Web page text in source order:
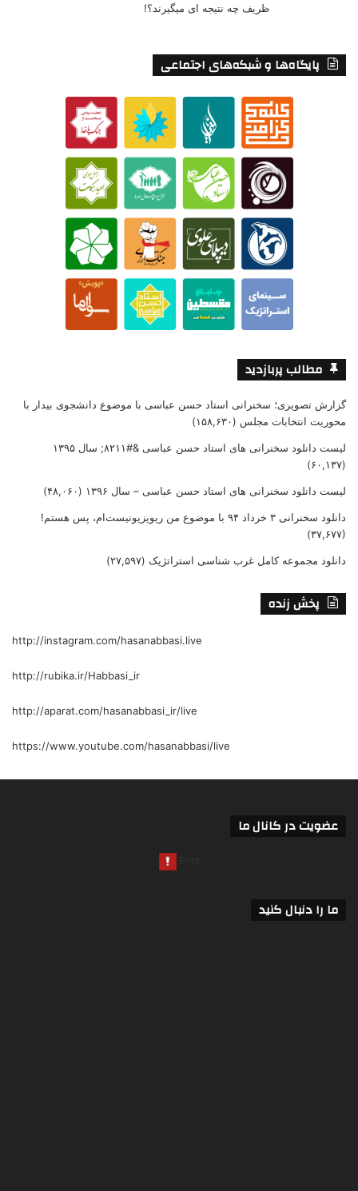
ظریف چه نتیجه ای میگیرند؟!
پایگاه‌ها و شبکه‌های اجتماعی
مطالب پربازدید
گزارش تصویری؛ سخنرانی استاد حسن عباسی با موضوع دانشجوی بیدار با
محوریت انتخابات مجلس (۱۵۸,۶۳۰)
لیست دانلود سخنرانی های استاد حسن عباسی &#۸۲۱۱; سال ۱۳۹۵
(۶۰,۱۳۷)
لیست دانلود سخنرانی های استاد حسن عباسی – سال ۱۳۹۶ (۴۸,۰۶۰)
دانلود سخنرانی ۳ خرداد ۹۴ با موضوع من ریویزیونیست‌ام، پس هستم!
(۳۷,۶۷۷)
دانلود مجموعه کامل غرب شناسی استراتژیک (۲۷,۵۹۷)
پخش زنده
http://instagram.com/hasanabbasi.live
http://rubika.ir/Habbasi_ir
http://aparat.com/hasanabbasi_ir/live
https://www.youtube.com/hasanabbasi/live
عضویت در کانال ما
ما را دنبال کنید